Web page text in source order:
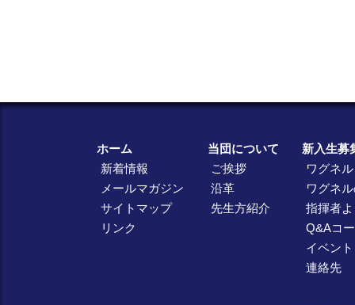
ホーム
新着情報
メールマガジン
サイトマップ
リンク
当団について
ご挨拶
沿革
先生方紹介
新入生募
ワグネ
ワグネ
指揮者
Q&Aコ
イベン
連絡先